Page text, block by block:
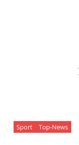
Sport Top-News